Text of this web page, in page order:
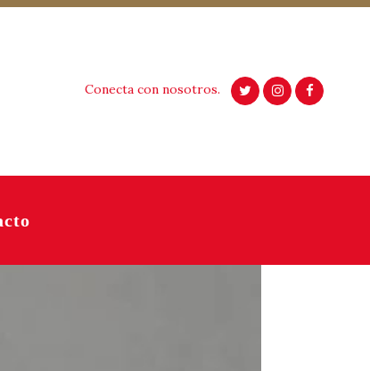
Conecta con nosotros.